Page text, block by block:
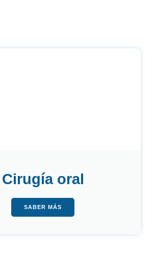
Cirugía oral
SABER MÁS